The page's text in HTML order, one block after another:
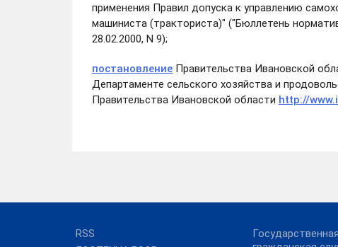
применения Правил допуска к управлению
машиниста (тракториста)" ("Бюллетень
28.02.2000, N 9);
постановление Правительства Ивановской
Департаменте сельского хозяйства и
Правительства Ивановской области http://
RSS
Государственная